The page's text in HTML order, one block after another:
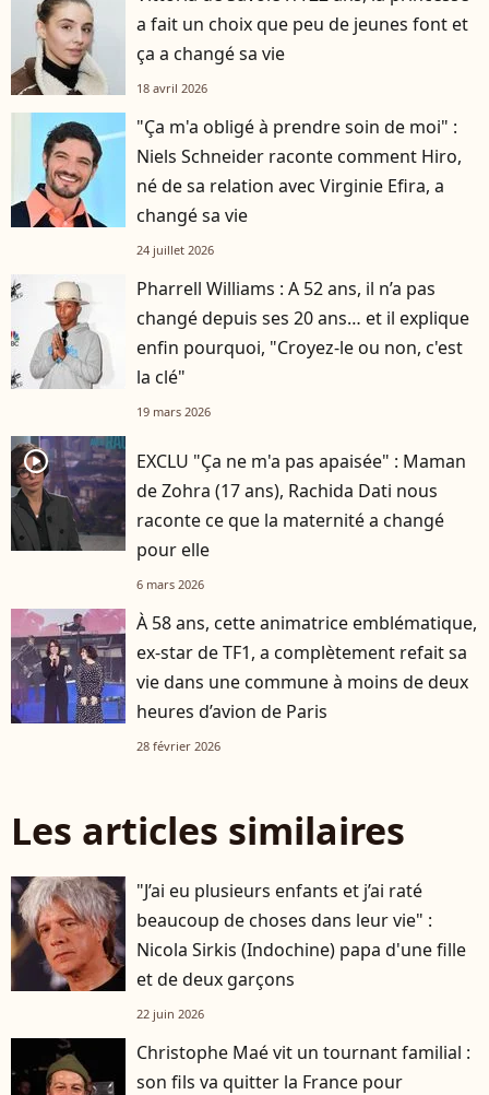
a fait un choix que peu de jeunes font et
ça a changé sa vie
18 avril 2026
"Ça m'a obligé à prendre soin de moi" :
Niels Schneider raconte comment Hiro,
né de sa relation avec Virginie Efira, a
changé sa vie
24 juillet 2026
Pharrell Williams : A 52 ans, il n’a pas
changé depuis ses 20 ans… et il explique
enfin pourquoi, "Croyez-le ou non, c'est
la clé"
19 mars 2026
player2
EXCLU "Ça ne m'a pas apaisée" : Maman
de Zohra (17 ans), Rachida Dati nous
raconte ce que la maternité a changé
pour elle
6 mars 2026
À 58 ans, cette animatrice emblématique,
ex-star de TF1, a complètement refait sa
vie dans une commune à moins de deux
heures d’avion de Paris
28 février 2026
Les articles similaires
"J’ai eu plusieurs enfants et j’ai raté
beaucoup de choses dans leur vie" :
Nicola Sirkis (Indochine) papa d'une fille
et de deux garçons
22 juin 2026
Christophe Maé vit un tournant familial :
son fils va quitter la France pour